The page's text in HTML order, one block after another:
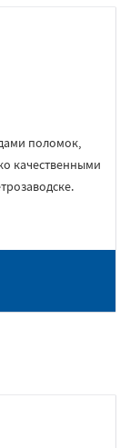
поломок,
качественными